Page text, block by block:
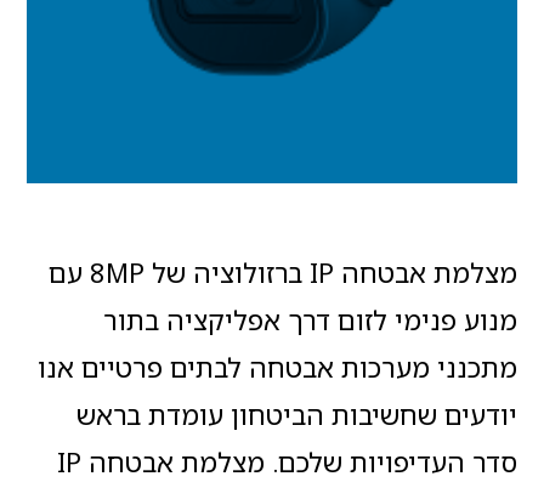
מצלמת אבטחה IP ברזולוציה של 8MP עם
מנוע פנימי לזום דרך אפליקציה בתור
מתכנני מערכות אבטחה לבתים פרטיים אנו
יודעים שחשיבות הביטחון עומדת בראש
סדר העדיפויות שלכם. מצלמת אבטחה IP